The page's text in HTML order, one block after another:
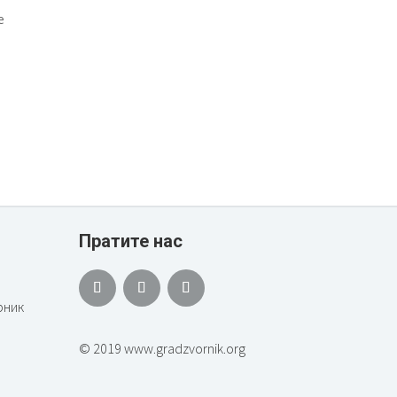
Пратите нас
© 2019 www.gradzvornik.org